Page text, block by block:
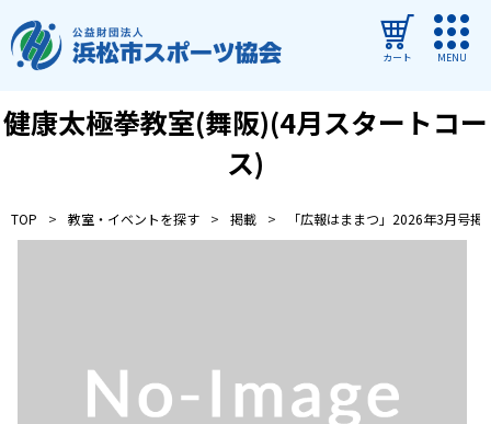
カート MENU
ログイン
教室・イベントを探す
ご利用ガイド
管理施設
教室・イベントからのお知らせ
健康太極拳教室(舞阪)(4月スタートコー
ス)
TOP 教室・イベントを探す 掲載 「広報はままつ」2026年3月号掲